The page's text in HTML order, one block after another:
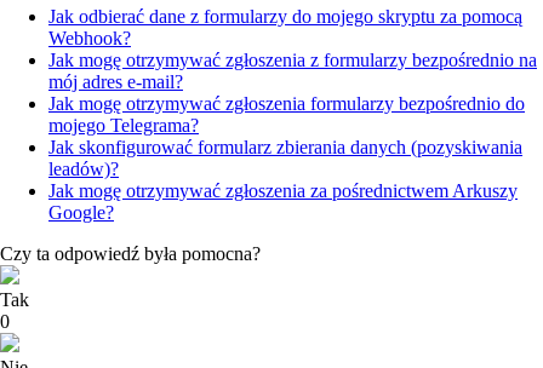
Jak odbierać dane z formularzy do mojego skryptu za pomocą
Webhook?
Jak mogę otrzymywać zgłoszenia z formularzy bezpośrednio na
mój adres e-mail?
Jak mogę otrzymywać zgłoszenia formularzy bezpośrednio do
mojego Telegrama?
Jak skonfigurować formularz zbierania danych (pozyskiwania
leadów)?
Jak mogę otrzymywać zgłoszenia za pośrednictwem Arkuszy
Google?
Czy ta odpowiedź była pomocna?
Tak
0